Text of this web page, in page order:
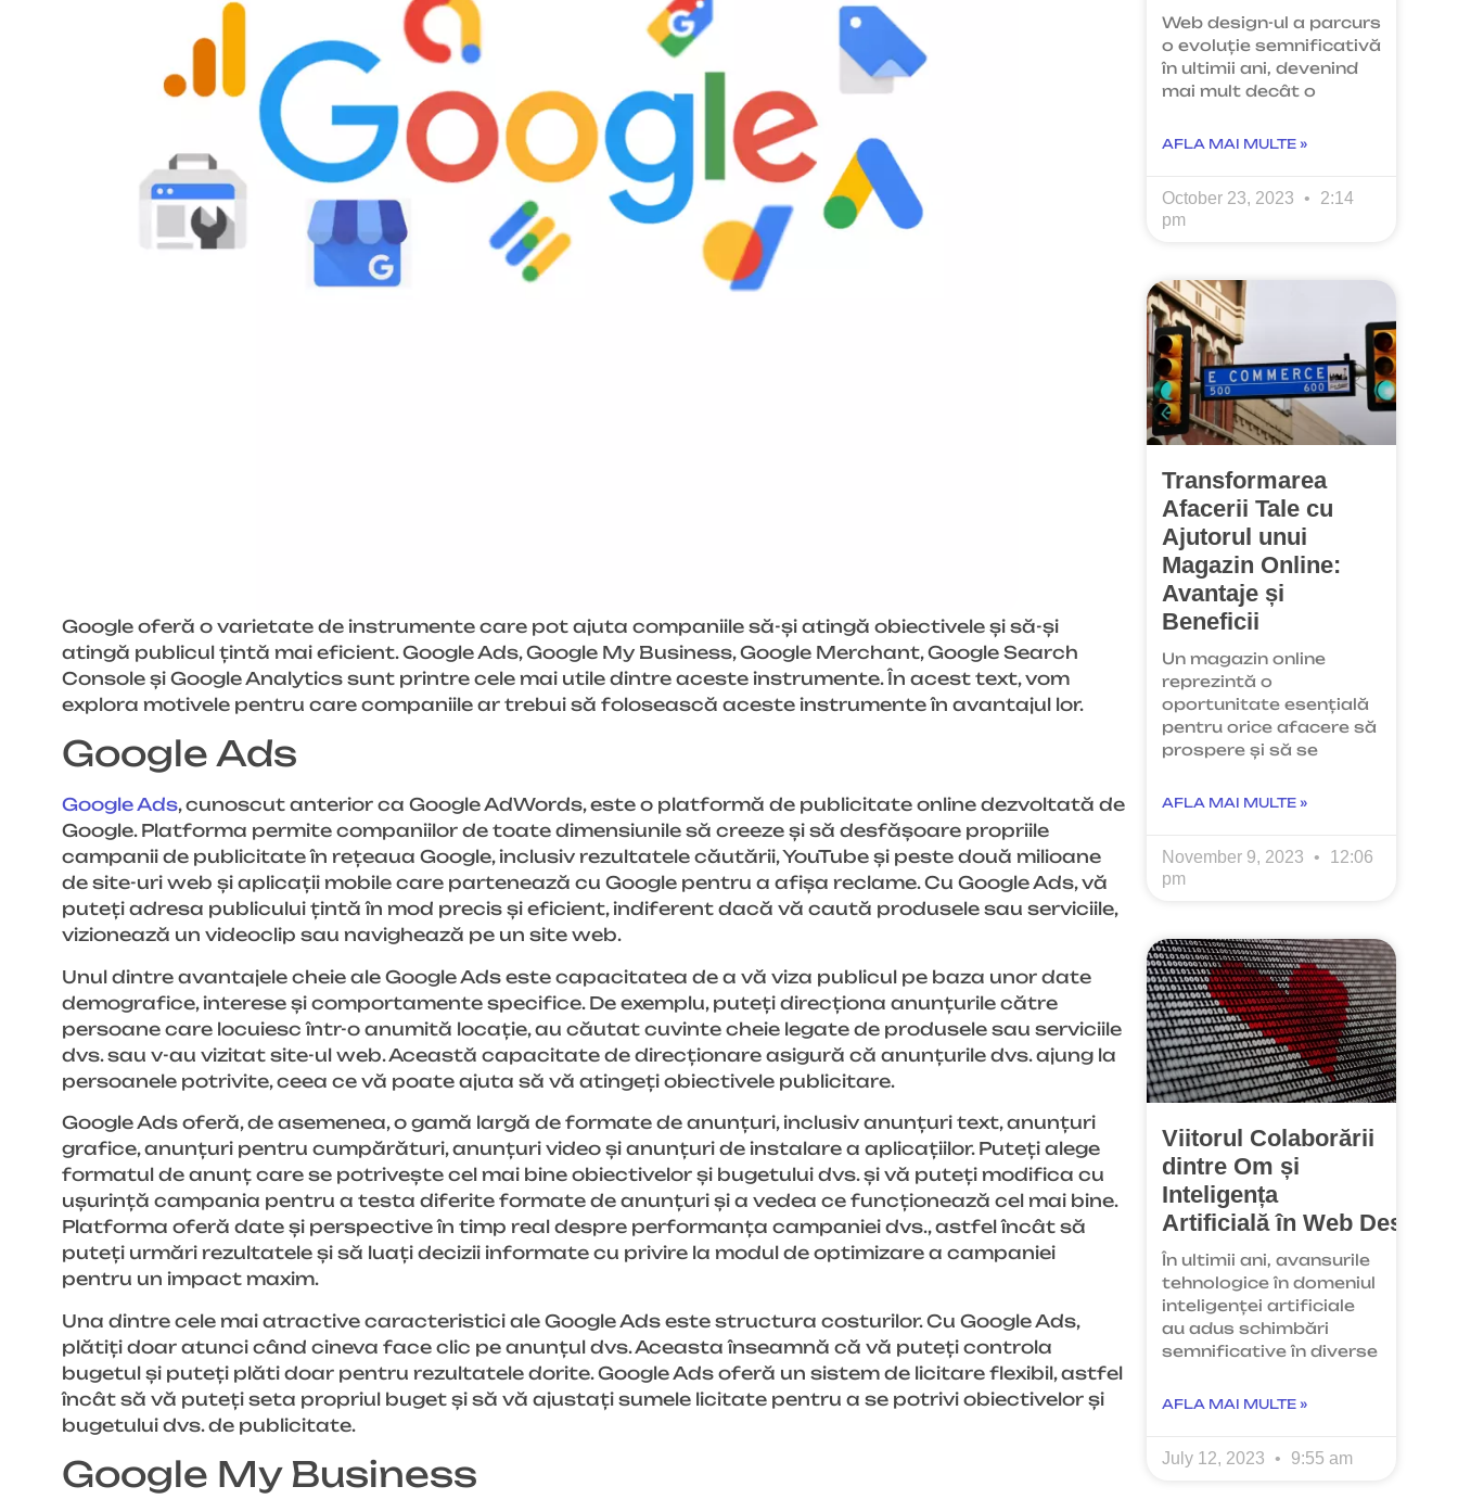
Google oferă o varietate de instrumente care pot ajuta companiile să-și atingă obiectivele și să-și
atingă publicul țintă mai eficient. Google Ads, Google My Business, Google Merchant, Google Search
Console și Google Analytics sunt printre cele mai utile dintre aceste instrumente. În acest text, vom
explora motivele pentru care companiile ar trebui să folosească aceste instrumente în avantajul lor.
Google Ads
Google Ads, cunoscut anterior ca Google AdWords, este o platformă de publicitate online dezvoltată de
Google. Platforma permite companiilor de toate dimensiunile să creeze și să desfășoare propriile
campanii de publicitate în rețeaua Google, inclusiv rezultatele căutării, YouTube și peste două milioane
de site-uri web și aplicații mobile care partenează cu Google pentru a afișa reclame. Cu Google Ads, vă
puteți adresa publicului țintă în mod precis și eficient, indiferent dacă vă caută produsele sau serviciile,
vizionează un videoclip sau navighează pe un site web.
Unul dintre avantajele cheie ale Google Ads este capacitatea de a vă viza publicul pe baza unor date
demografice, interese și comportamente specifice. De exemplu, puteți direcționa anunțurile către
persoane care locuiesc într-o anumită locație, au căutat cuvinte cheie legate de produsele sau serviciile
dvs. sau v-au vizitat site-ul web. Această capacitate de direcționare asigură că anunțurile dvs. ajung la
persoanele potrivite, ceea ce vă poate ajuta să vă atingeți obiectivele publicitare.
Google Ads oferă, de asemenea, o gamă largă de formate de anunțuri, inclusiv anunțuri text, anunțuri
grafice, anunțuri pentru cumpărături, anunțuri video și anunțuri de instalare a aplicațiilor. Puteți alege
formatul de anunț care se potrivește cel mai bine obiectivelor și bugetului dvs. și vă puteți modifica cu
ușurință campania pentru a testa diferite formate de anunțuri și a vedea ce funcționează cel mai bine.
Platforma oferă date și perspective în timp real despre performanța campaniei dvs., astfel încât să
puteți urmări rezultatele și să luați decizii informate cu privire la modul de optimizare a campaniei
pentru un impact maxim.
Una dintre cele mai atractive caracteristici ale Google Ads este structura costurilor. Cu Google Ads,
plătiți doar atunci când cineva face clic pe anunțul dvs. Aceasta înseamnă că vă puteți controla
bugetul și puteți plăti doar pentru rezultatele dorite. Google Ads oferă un sistem de licitare flexibil, astfel
încât să vă puteți seta propriul buget și să vă ajustați sumele licitate pentru a se potrivi obiectivelor și
bugetului dvs. de publicitate.
Google My Business
Web design-ul a parcurs
o evoluție semnificativă
în ultimii ani, devenind
mai mult decât o
AFLA MAI MULTE »
October 23, 2023
2:14
pm
Transformarea
Afacerii Tale cu
Ajutorul unui
Magazin Online:
Avantaje și
Beneficii
Un magazin online
reprezintă o
oportunitate esențială
pentru orice afacere să
prospere și să se
AFLA MAI MULTE »
November 9, 2023
12:06
pm
Viitorul Colaborării
dintre Om și
Inteligența
Artificială în Web Design
În ultimii ani, avansurile
tehnologice în domeniul
inteligenței artificiale
au adus schimbări
semnificative în diverse
AFLA MAI MULTE »
July 12, 2023 9:55 am